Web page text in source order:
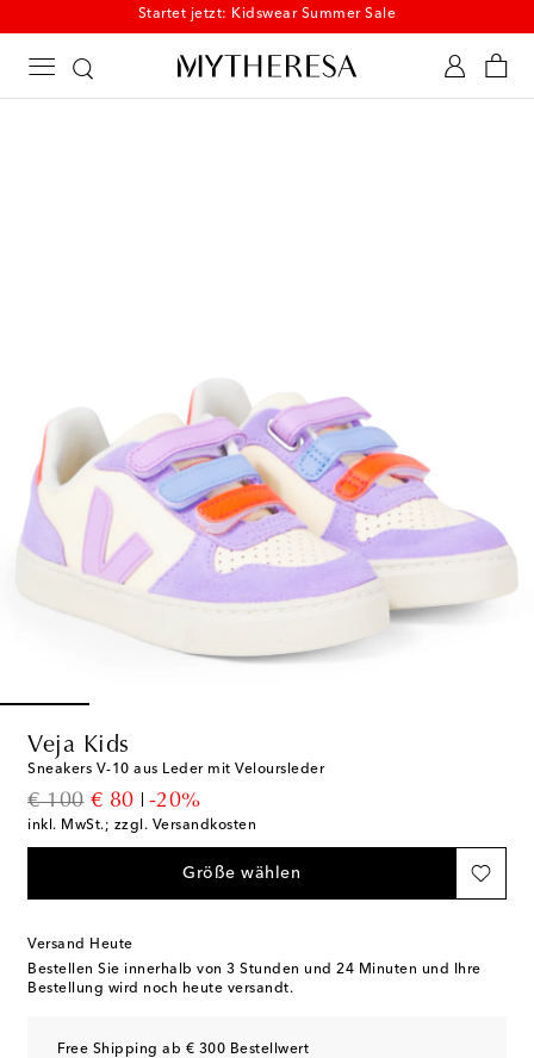
Startet jetzt: Kidswear Summer Sale
Veja Kids
Sneakers V-10 aus Leder mit Veloursleder
€ 100
original price
€ 80
discount price
-20%
inkl. MwSt.; zzgl. Versandkosten
Größe wählen
Versand Heute
Bestellen Sie innerhalb von 3 Stunden und 24 Minuten und Ihre
Bestellung wird noch heute versandt.
Free Shipping ab € 300 Bestellwert